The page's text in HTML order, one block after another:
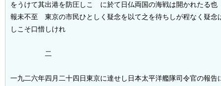
をうけて其出港を防圧しこゝに於て日仏両国の海戦は開かれたる
報未不至 東京の市民ひとしく疑念を以て之を待ちしが程なく疑念
しこそ口惜しけれ
二
一九二六年四月二十四日東京に達せし日本太平洋艦隊司令官の報告